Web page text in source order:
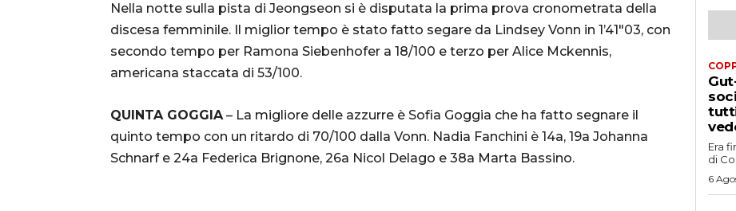
Nella notte sulla pista di Jeongseon si è disputata la prima prova cronometrata della
discesa femminile. Il miglior tempo è stato fatto segare da Lindsey Vonn in 1’41″03, con
secondo tempo per Ramona Siebenhofer a 18/100 e terzo per Alice Mckennis,
americana staccata di 53/100.
QUINTA GOGGIA– La migliore delle azzurre è Sofia Goggia che ha fatto segnare il
quinto tempo con un ritardo di 70/100 dalla Vonn. Nadia Fanchini è 14a, 19a Johanna
Schnarf e 24a Federica Brignone, 26a Nicol Delago e 38a Marta Bassino.
Era
di
6